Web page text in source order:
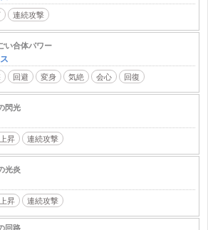
連続攻撃
い合体パワー
回避 変身 気絶 会心 回復
閃光
昇 連続攻撃
光炎
昇 連続攻撃
回路